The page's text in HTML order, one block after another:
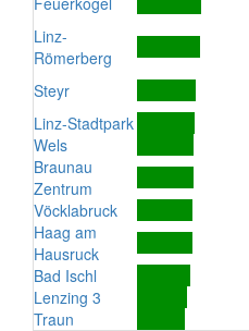
Linz-
Römerberg
Steyr
Linz-Stadtpark
Wels
Braunau
Zentrum
Vöcklabruck
Haag am
Hausruck
Bad Ischl
Lenzing 3
Traun